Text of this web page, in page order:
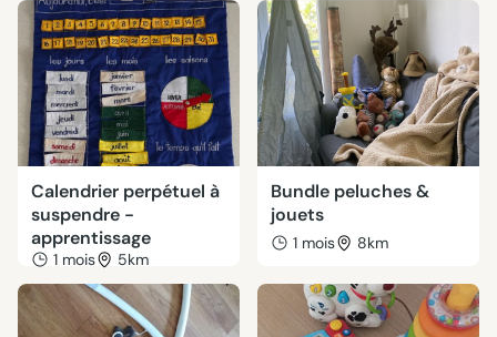
Calendrier perpétuel à
suspendre -
apprentissage
1 mois 5km
Bundle peluches &
jouets
1 mois 8km